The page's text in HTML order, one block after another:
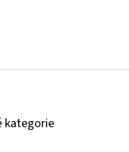
kategorie